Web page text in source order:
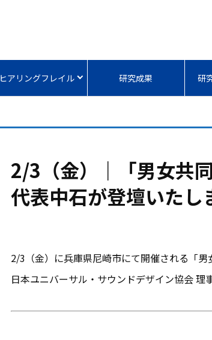
ヒアリングフレイル 研究成果 研
2/3（金）｜「男女共
代表中石が登壇いたし
2/3（金）に兵庫県尼崎市にて開催される「男
日本ユニバーサル・サウンドデザイン協会 理